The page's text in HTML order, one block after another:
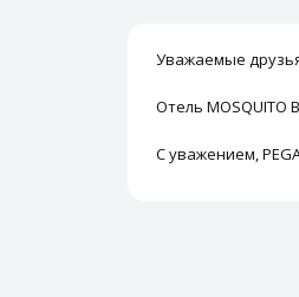
Уважаемые
Отель MOSQUITO
С уважением,